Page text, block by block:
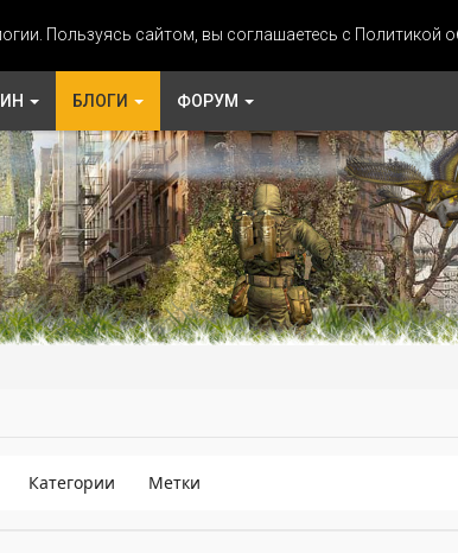
Пользуясь сайтом, вы соглашаетесь с Политикой
БЛОГИ ФОРУМ
Категории Метки